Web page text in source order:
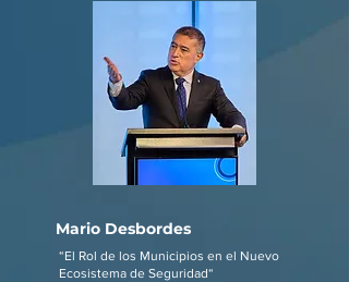
Mario Desbordes
“El Rol de los Municipios en el Nuevo
Ecosistema de Seguridad“